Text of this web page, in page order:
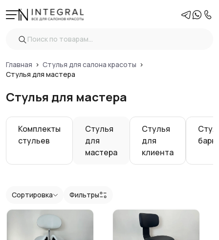
Главная
Стулья для салона красоты
Стулья для мастера
Стулья для мастера
Комплекты
стульев
Стулья
для
мастера
Стулья
для
клиента
Очистить
Регулировка высоты
Вид
Спинка стула
Основание стула
Сортировка Фильтры